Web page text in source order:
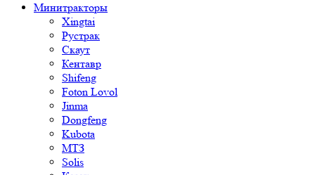
Минитракторы
Xingtai
Рустрак
Скаут
Кентавр
Shifeng
Foton Lovol
Jinma
Dongfeng
Kubota
МТЗ
Solis